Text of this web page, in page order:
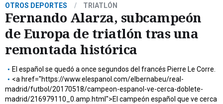
OTROS DEPORTES TRIATLÓN
Fernando Alarza, subcampeón
de Europa de triatlón tras una
remontada histórica
El español se quedó a once segundos del francés Pierre Le Corre.
<a href="https://www.elespanol.com/elbernabeu/real-
madrid/futbol/20170518/campeon-espanol-ve-cerca-doblete-
madrid/216979110_0.amp.html">El campeón español que ve cerca